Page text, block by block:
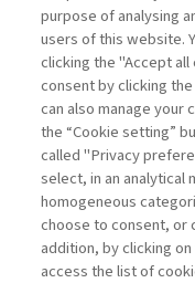
applicato all’evento
metodologia: se
1 2 3 4
purpose of analysing
users of this website.
clicking the "Accept
consent by clicking
can also manage
the “Cookie setting”
called "Privacy
select, in an analytical
homogeneous
choose to consent, or
addition, by clicking
access the list of